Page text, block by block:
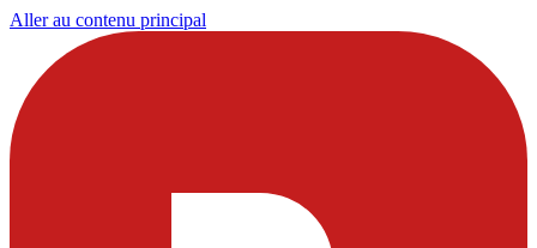
Aller au contenu principal